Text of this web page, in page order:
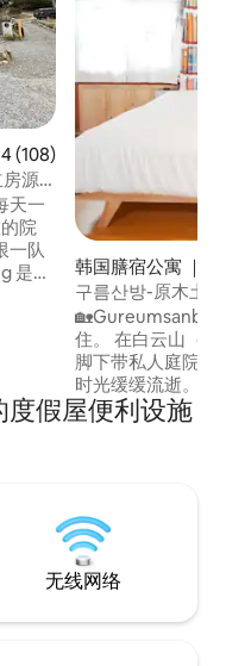
分 4.94 分（满分 5 分），
(108)
房源/
天一
院
一队
韩
6人
6
★
不
“平台
与我
韩国膳宿公寓 ｜
myeon, Muju
구름산방-原木土
音乐观赏：锅盖烧
住。 在白云山（
脚下带私人庭院的
时光缓缓流逝。 它以附近山脉白云山
（Baekunsan）的
「Sanbang」这个
者只是坐在那里发
书籍，请您慢慢欣赏
于村庄内，但开车
咖啡馆和餐厅，距
（Bandiland）、
假屋便利设施
无线网络